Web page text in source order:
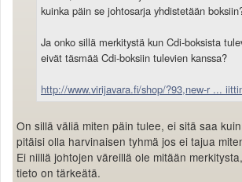
kuinka päin se johtosarja yhdistetään
Ja onko sillä merkitystä kun Cdi-boksista
eivät täsmää Cdi-boksiin tulevien kanssa?
http://www.virijavara.fi/shop/?93,new-r ...
On sillä väliä miten päin tulee, ei sitä saa
pitäisi olla harvinaisen tyhmä jos ei tajua
Ei niillä johtojen väreillä ole mitään
tieto on tärkeätä.